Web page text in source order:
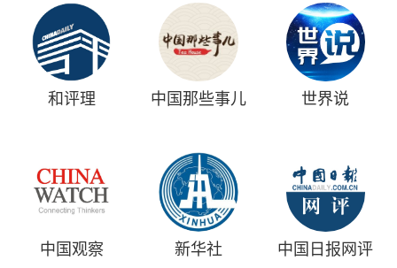
和评理 中国那些事儿 世界说
中国观察 新华社 中国日报网评